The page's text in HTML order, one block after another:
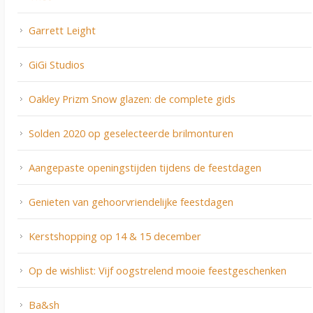
Garrett Leight
GiGi Studios
Oakley Prizm Snow glazen: de complete gids
Solden 2020 op geselecteerde brilmonturen
Aangepaste openingstijden tijdens de feestdagen
Genieten van gehoorvriendelijke feestdagen
Kerstshopping op 14 & 15 december
Op de wishlist: Vijf oogstrelend mooie feestgeschenken
Ba&sh